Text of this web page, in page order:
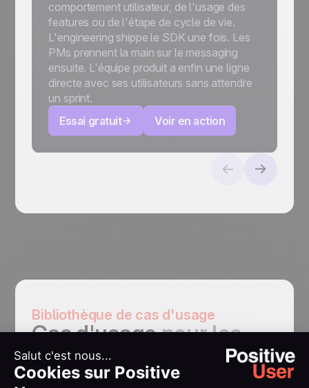
comportement utilisateur, de l'usage des
features ou de l'étape de cycle de vie.
L'engineering shippe le SDK une fois. Les
PMs prennent la main sur le messaging
ensuite. L'équipe produit a enfin une ligne
directe avec ses utilisateurs sans attendre
un sprint.
Essai gratuit
Voir en action
Bibliothèque de cas d'usage
Cas d'usagepour les
équipes produit
Essai gratuit